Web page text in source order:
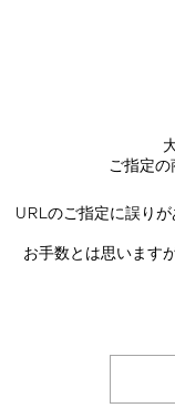
ご指定の
URLのご指定に誤り
お手数とは思います